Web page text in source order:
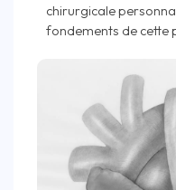
chirurgicale
fondements de cette